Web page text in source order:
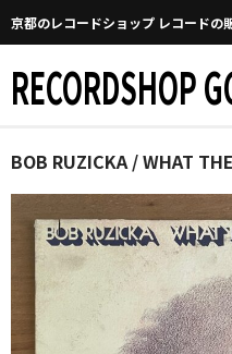
京都のレコードショップ レコードの
RECORDSHOP
Home
マイページ
GGについて
買取について
取り置きなどについて
BOB RUZICKA / WHAT